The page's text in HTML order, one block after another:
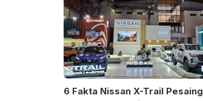
6 Fakta Nissan X-Trail Pesaing